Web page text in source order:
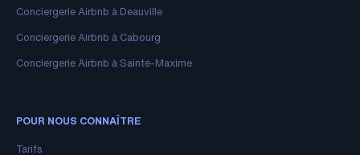
Conciergerie Airbnb à Deauville
Conciergerie Airbnb à Cabourg
Conciergerie Airbnb à Sainte-Maxime
POUR NOUS CONNAÎTRE
Tarifs